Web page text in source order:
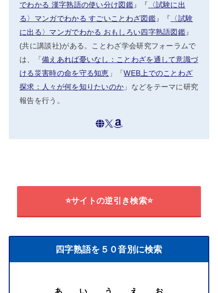
でわかる 漢字熟語の使い分け図鑑』『 〈試験に出
る〉マンガでわかる すごいことわざ図鑑』『 〈試験
に出る〉マンガでわかる おもしろい四字熟語図鑑 』
(共に講談社)がある。ことわざ学会研究フォーラムで
は、「備えあれば憂いなし：ことわざを通して意識づ
ける災害時の命を守る知恵 」「WEB上でのことわざ
探求：人々が何を知りたいのか 」などをテーマに研究
報告を行う。
⭐サイトの逆引き検索⭐
四字熟語を５０音別に検索
あ い う え
お